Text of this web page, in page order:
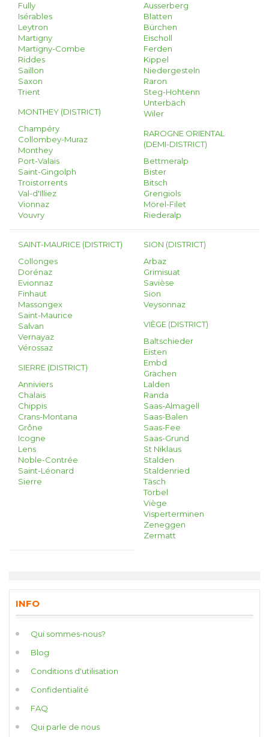
Fully
Isérables
Leytron
Martigny
Martigny-Combe
Riddes
Saillon
Saxon
Trient
MONTHEY (DISTRICT)
Champéry
Collombey-Muraz
Monthey
Port-Valais
Saint-Gingolph
Troistorrents
Val-d'Illiez
Vionnaz
Vouvry
Ausserberg
Blatten
Bürchen
Eischoll
Ferden
Kippel
Niedergesteln
Raron
Steg-Hohtenn
Unterbäch
Wiler
RAROGNE ORIENTAL
(DEMI-DISTRICT)
Bettmeralp
Bister
Bitsch
Grengiols
Mörel-Filet
Riederalp
SAINT-MAURICE (DISTRICT)
Collonges
Dorénaz
Evionnaz
Finhaut
Massongex
Saint-Maurice
Salvan
Vernayaz
Vérossaz
SIERRE (DISTRICT)
Anniviers
Chalais
Chippis
Crans-Montana
Grône
Icogne
Lens
Noble-Contrée
Saint-Léonard
Sierre
SION (DISTRICT)
Arbaz
Grimisuat
Savièse
Sion
Veysonnaz
VIÈGE (DISTRICT)
Baltschieder
Eisten
Embd
Grächen
Lalden
Randa
Saas-Almagell
Saas-Balen
Saas-Fee
Saas-Grund
St Niklaus
Stalden
Staldenried
Täsch
Törbel
Viège
Visperterminen
Zeneggen
Zermatt
INFO
Qui sommes-nous?
Blog
Conditions d'utilisation
Confidentialité
FAQ
Qui parle de nous